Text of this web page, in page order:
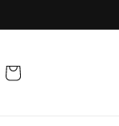
Carrito